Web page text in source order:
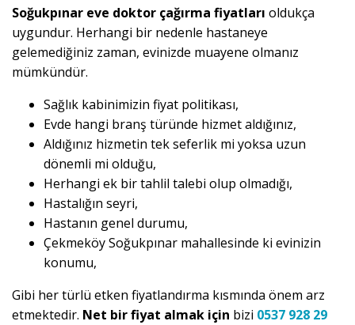
Soğukpınar eve doktor çağırma fiyatları oldukça
uygundur. Herhangi bir nedenle hastaneye
gelemediğiniz zaman, evinizde muayene olmanız
mümkündür.
Sağlık kabinimizin fiyat politikası,
Evde hangi branş türünde hizmet aldığınız,
Aldığınız hizmetin tek seferlik mi yoksa uzun
dönemli mi olduğu,
Herhangi ek bir tahlil talebi olup olmadığı,
Hastalığın seyri,
Hastanın genel durumu,
Çekmeköy Soğukpınar mahallesinde ki evinizin
konumu,
Gibi her türlü etken fiyatlandırma kısmında önem arz
etmektedir. Net bir fiyat almak için bizi 0537 928 29